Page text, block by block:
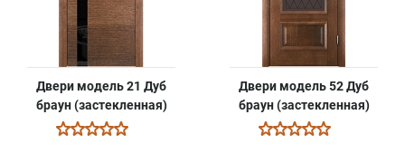
Двери модель 21 Дуб
браун (застекленная)
Двери модель 52 Дуб
браун (застекленная)